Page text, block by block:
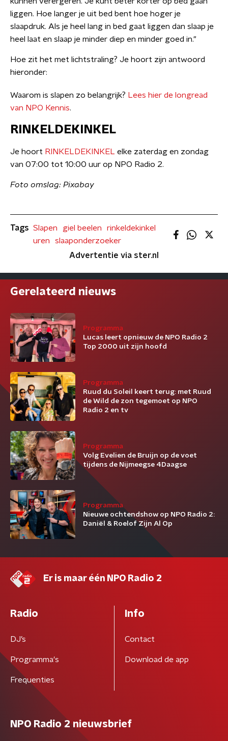
liggen. Hoe langer je uit bed bent hoe hoger je
slaapdruk. Als je heel lang in bed gaat liggen dan slaap je
heel laat en slaap je minder diep en minder goed in."
Hoe zit het met lichtstraling? Je hoort zijn antwoord
hieronder:
Waarom is slapen zo belangrijk? Lees hier de longread
van NPO Kennis.
RINKELDEKINKEL
Je hoort RINKELDEKINKEL elke zaterdag en zondag
van 07:00 tot 10:00 uur op NPO Radio 2.
Foto omslag: Pixabay
Tags Slapen giel beelen
rinkeldekinkel
uren
slaaponderzoeker
Advertentie via ster.nl
Gerelateerd nieuws
Programma
Lucas leert opnieuw de NPO Radio 2
Top 2000 uit zijn hoofd
Programma
Ruud du Soleil keert terug: met Ruud
de Wild de zon tegemoet op NPO
Radio 2 en tv
Programma
Volg Evelien de Bruijn op de voet
tijdens de Nijmeegse 4Daagse
Programma
Nieuwe ochtendshow op NPO Radio 2:
Daniël & Roelof Zijn Al Op
Er is maar één NPO Radio 2
Radio
DJ’s
Programma's
Frequenties
Info
Contact
Download de app
NPO Radio 2 nieuwsbrief